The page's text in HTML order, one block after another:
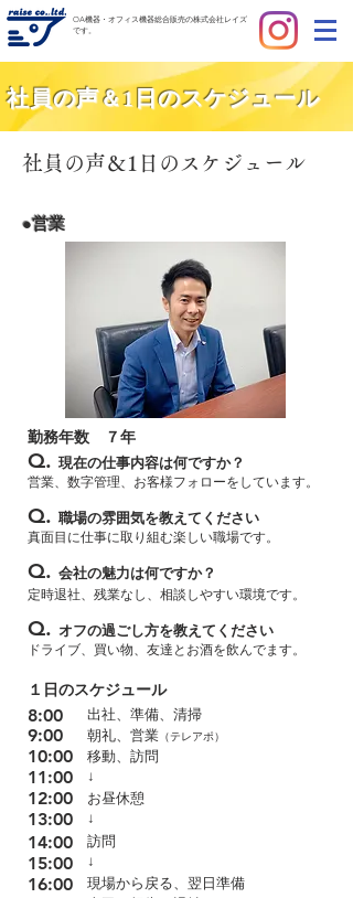
OA機器・オフィス機器総合販売の株式会社レイズ
です。
社員の声＆1日のスケジュール
社員の声＆1日のスケジュール
●営業
勤務年数​ ７年
Q. 現在の仕事内容は何ですか？
営業、数字管理、お客様フォローをしています。
Q. 職場の雰囲気を教えてください
真面目に仕事に取り組む楽しい職場です。
Q. 会社の魅力は何ですか？
定時退社、残業なし、相談しやすい環境です。
Q. オフの過ごし方を教えてください
​ドライブ、買い物、友達とお酒を飲んでます。
１日のスケジュール
8:00
9:00
10:00
11:00
12:00
13:00
出社、準備、清掃
朝礼、営業 （テレアポ）
​↓
お昼休憩
移動、訪問
​↓
14:00 訪問
15:00 ​↓
16:00 現場から戻る、翌日準備